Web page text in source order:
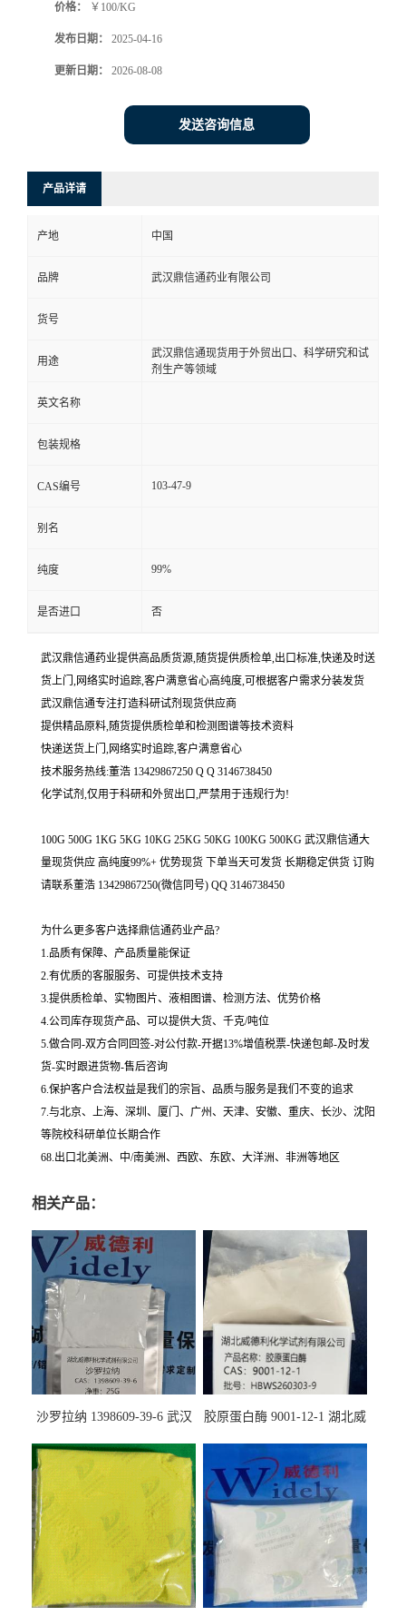
价格： ￥100/KG
发布日期： 2025-04-16
更新日期： 2026-08-08
发送咨询信息
产品详请
产地 中国
品牌 武汉鼎信通药业有限公司
货号
用途
武汉鼎信通现货用于外贸出口、科学研究和试
剂生产等领域
英文名称
包装规格
CAS编号 103-47-9
别名
纯度 99%
是否进口 否
武汉鼎信通药业提供高品质货源,随货提供质检单,出口标准,快递及时送
货上门,网络实时追踪,客户满意省心高纯度,可根据客户需求分装发货
武汉鼎信通专注打造科研试剂现货供应商
提供精品原料,随货提供质检单和检测图谱等技术资料
快递送货上门,网络实时追踪,客户满意省心
技术服务热线:董浩 13429867250 Q Q 3146738450
化学试剂,仅用于科研和外贸出口,严禁用于违规行为!
100G 500G 1KG 5KG 10KG 25KG 50KG 100KG 500KG 武汉鼎信通大
量现货供应 高纯度99%+ 优势现货 下单当天可发货 长期稳定供货 订购
请联系董浩 13429867250(微信同号) QQ 3146738450
为什么更多客户选择鼎信通药业产品?
1.品质有保障、产品质量能保证
2.有优质的客服服务、可提供技术支持
3.提供质检单、实物图片、液相图谱、检测方法、优势价格
4.公司库存现货产品、可以提供大货、千克/吨位
5.做合同-双方合同回签-对公付款-开据13%增值税票-快递包邮-及时发
货-实时跟进货物-售后咨询
6.保护客户合法权益是我们的宗旨、品质与服务是我们不变的追求
7.与北京、上海、深圳、厦门、广州、天津、安徽、重庆、长沙、沈阳
等院校科研单位长期合作
68.出口北美洲、中/南美洲、西欧、东欧、大洋洲、非洲等地区
相关产品：
沙罗拉纳 1398609-39-6 武汉
胶原蛋白酶 9001-12-1 湖北威